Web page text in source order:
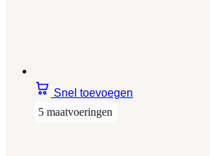
Snel toevoegen
5 maatvoeringen